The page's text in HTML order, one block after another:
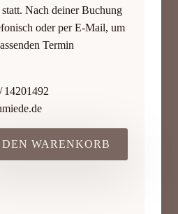
statt. Nach deiner Buchung
oder per E-Mail, um
Termin
14201492
WARENKORB